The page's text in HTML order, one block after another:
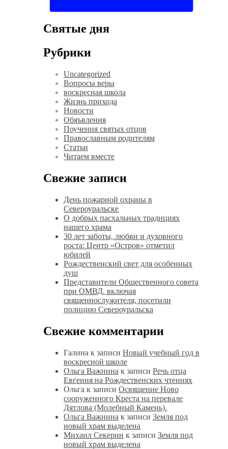
Святые дня
Рубрики
Uncategorized
Вопросы веры
воскресная школа
Жизнь прихода
Новости
Обяъвления
Поучения святых отцов
Православным родителям
Статьи
Читаем вместе
Свежие записи
День пожарной охраны в
Североуральске
О добрых пасхальных традициях
нашего храма
30 лет заботы, любви и духовного
роста: Центр «Остров» отметил
юбилей
Рождественский свет для особенных
душ
Представители Общественного совета
при ОМВД, включая
священнослужителя, посетили
полицию Североуральска
Свежие комментарии
Галина к записи Новый учебный год в
воскресной школе
Ольга Важнина к записи Речь отца
Евгения на Рождественских чтениях
Ольга к записи Освящение Ново
сооруженного Креста на перевале
Дятлова (Молебный Камень).
Ольга Важнина к записи Земля под
новый храм выделена
Михаил Секерин к записи Земля под
новый храм выделена